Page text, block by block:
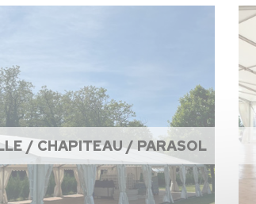
/ CHAPITEAU / PARASOL